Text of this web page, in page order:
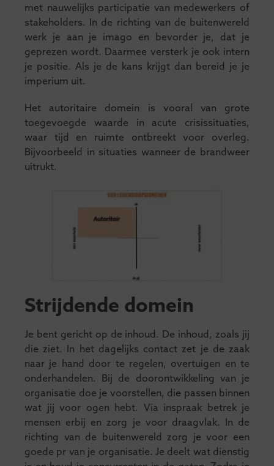
met nauwelijks participatie van medewerkers of
stakeholders. In de richting van de buitenwereld
werk je aan je imago en bevorder je, dat je
geprezen wordt. Daarmee versterk je ook intern
je positie. Als je de kans krijgt dan bereid je je
imperium uit.
Het autoritaire domein is vooral van grote
toegevoegde waarde in acute crisissituaties,
waar tijd en ruimte ontbreekt voor overleg.
Bijvoorbeeld in situaties wanneer de brandweer
uitrukt.
Strijdende domein
Je bent gericht op de inhoud. De inhoud, zoals jij
die ziet. In het dagelijks contact zet je de zaak
naar je hand door te regelen, overtuigen en te
onderhandelen. Bij de doorontwikkeling van je
organisatie doe je voorstellen, die passen binnen
wat jij voor ogen hebt. Via inspraak betrek je
mensen erbij en zorg je voor draagvlak. In de
richting van de buitenwereld zorg je voor een
goede pr van je organisatie. Je deelt wat dienstig